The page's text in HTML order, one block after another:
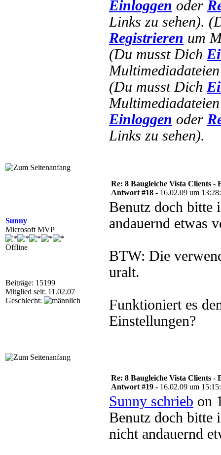
Einloggen oder
Links zu sehen).
Registrieren um
(Du musst Dich
(Du musst Dich
Einloggen oder
Links zu sehen).
Sunny
Microsoft MVP
Offline
Beiträge: 15199
Mitglied seit: 11.02.07
Geschlecht:
Re: 8 Baugleiche Vista Clients
Antwort #18 - 16.02.09 um
Benutz doch bitte
andauernd etwas
BTW: Die
uralt.
Funktioniert es
Einstellungen?
Re: 8 Baugleiche Vista Clients
Antwort #19 - 16.02.09 um
Sunny schrieb on
Benutz doch bitte
nicht andauernd